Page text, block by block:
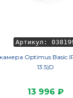
Артикул:
Optimus Basic
13.5)D
13 996 ₽